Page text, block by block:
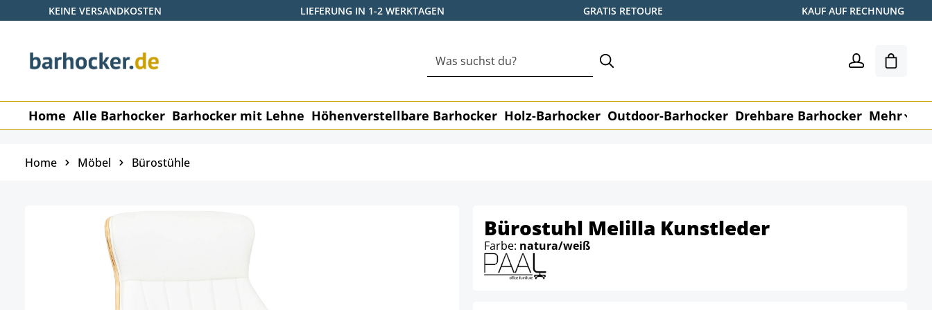
Hauptinhalt springen
Zur Suche springen
Zur Hauptnavigation springen
KEINE VERSANDKOSTEN LIEFERUNG IN 1-2 WERKTAGEN GRATIS RETOURE KAUF AUF RECHNUNG
Home Alle Barhocker Barhocker mit Lehne Höhenverstellbare Barhocker Holz-Barhocker Outdoor-Barhocker Drehbare Barhocker Mehr
Home Möbel Bürostühle
Bürostuhl Melilla Kunstleder
Farbe: natura/weiß